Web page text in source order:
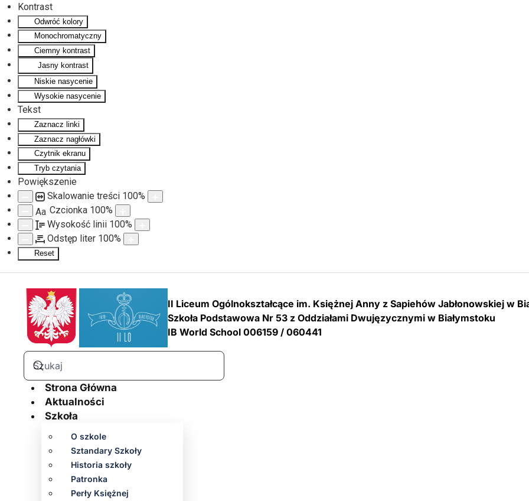
Kontrast
Odwróć kolory
Monochromatyczny
Ciemny kontrast
Jasny kontrast
Niskie nasycenie
Wysokie nasycenie
Tekst
Zaznacz linki
Zaznacz nagłówki
Czytnik ekranu
Tryb czytania
Powiększenie
Skalowanie treści 100%
Aa Czcionka 100%
Wysokość linii 100%
Odstęp liter 100%
Reset
II Liceum Ogólnokształcące im. Księżnej Anny z Sapiehów Jabłonowskiej w
Szkoła Podstawowa Nr 53 z Oddziałami Dwujęzycznymi w Białymstoku
IB World School 006159 / 060441
Strona Główna
Aktualności
Szkoła
O szkole
Sztandary Szkoły
Historia szkoły
Patronka
Perły Księżnej